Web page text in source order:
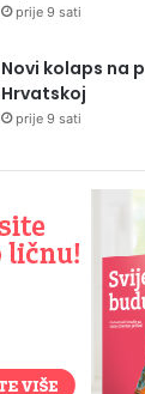
prije 9 sati
Novi kolaps na
Hrvatskoj
prije 9 sati